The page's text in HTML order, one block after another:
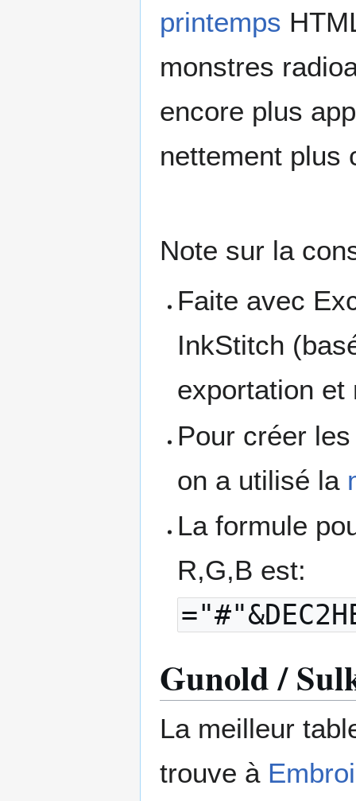
printemps
monstres
encore plus
nettement plus
Note sur la
Faite avec
InkStitch
exportation et
Pour créer
on a utilisé la
La formule
R,G,B est:
Gunold /
La meilleur
trouve à